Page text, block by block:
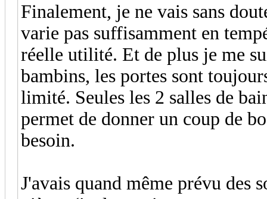
Finalement, je ne vais sans
varie pas suffisamment en
réelle utilité. Et de plus je me
bambins, les portes sont
limité. Seules les 2 salles de
permet de donner un coup de
besoin.
J'avais quand même prévu des